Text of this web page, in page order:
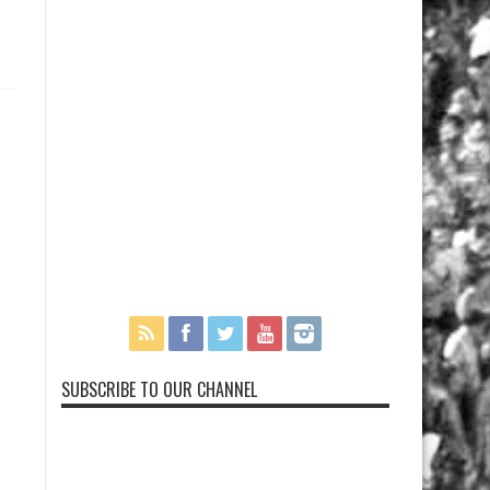
SUBSCRIBE TO OUR CHANNEL